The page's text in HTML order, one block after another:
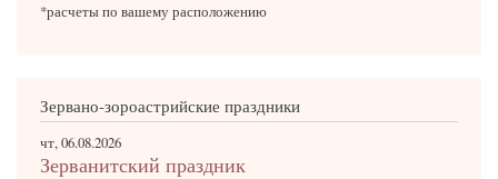
*расчеты по вашему расположению
Зервано-зороастрийские праздники
чт, 06.08.2026
Зерванитский праздник